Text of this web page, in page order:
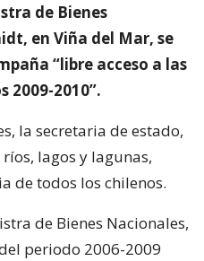
de Bienes
en Viña del Mar, se
“libre acceso a las
2009-2010”.
la secretaria de estado,
lagos y lagunas,
de todos los chilenos.
de Bienes Nacionales,
periodo 2006-2009